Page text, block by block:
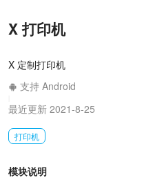
X 打印机
X 定制打印机
支持 Android
最近更新 2021-8-25
打印机
模块说明